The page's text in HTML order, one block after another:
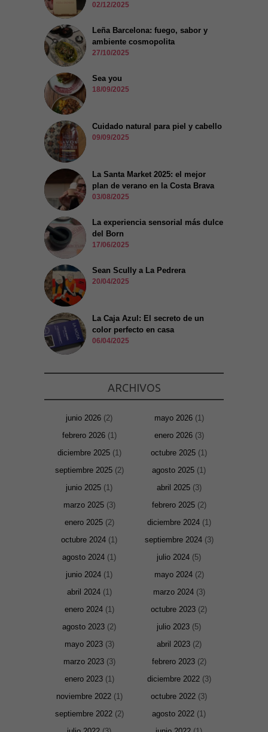
02/12/2025
Leña Barcelona: fuego, sabor y
ambiente cosmopolita
27/10/2025
Sea you
18/09/2025
Cuidado natural para piel y cabello
09/09/2025
La Santa Market 2025: el mejor
plan de verano en la Costa Brava
03/08/2025
La experiencia sensorial más dulce
del Born
17/06/2025
Sean Scully a La Pedrera
20/04/2025
La Caja Azul: El secreto de un
color perfecto en casa
06/04/2025
ARCHIVOS
junio 2026 (2) mayo 2026(1)
febrero 2026(1) enero 2026(3)
diciembre 2025(1) octubre 2025 (1)
septiembre 2025(2) agosto 2025 (1)
junio 2025 (1) abril 2025(3)
marzo 2025(3) febrero 2025(2)
enero 2025(2) diciembre 2024(1)
octubre 2024 (1) septiembre 2024(3)
agosto 2024 (1) julio 2024 (5)
junio 2024 (1) mayo 2024(2)
abril 2024(1) marzo 2024(3)
enero 2024(1) octubre 2023 (2)
agosto 2023 (2) julio 2023 (5)
mayo 2023(3) abril 2023(2)
marzo 2023(3) febrero 2023(2)
enero 2023(1) diciembre 2022(3)
noviembre 2022(1) octubre 2022 (3)
septiembre 2022(2) agosto 2022 (1)